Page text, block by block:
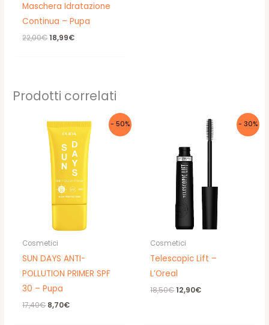
Maschera Idratazione
Continua – Pupa
22,00€Il
18,99€Il
Prodotti correlati
- 50%
Cosmetici
SUN DAYS ANTI-
POLLUTION PRIMER SPF
30 – Pupa
17,40€ Il
8,70€Il
- 30%
Cosmetici
Telescopic Lift –
L’Oreal
18,50€Il
12,90€Il